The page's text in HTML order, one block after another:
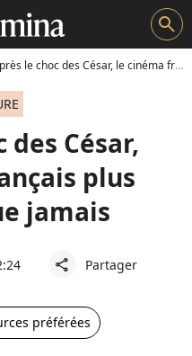
search
le choc des César, le cinéma français plus déchiré que jamais
des César,
plus
jamais
share Partager
préférées